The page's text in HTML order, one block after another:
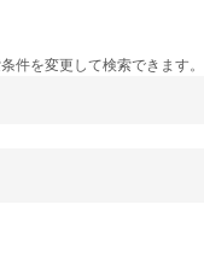
件を変更して検索できます。